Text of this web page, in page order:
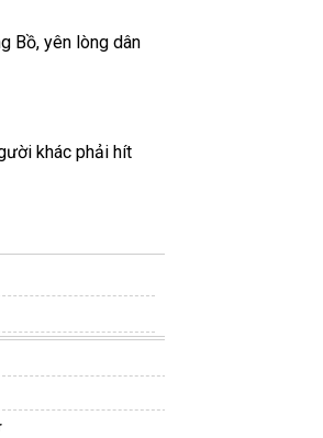
Bồ, yên lòng dân
khác phải hít
công ty
ninh-binh-